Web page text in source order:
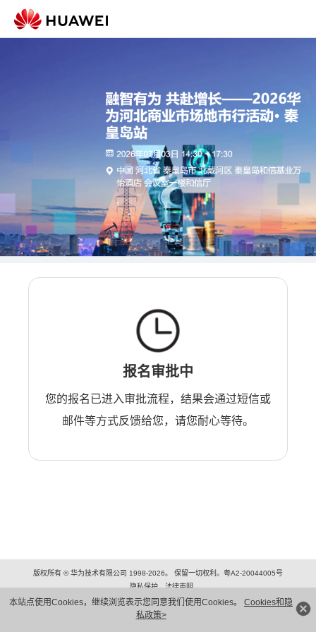
本站点使用Cookies，继续浏览表示您同意我们使用Cookies。 Cookies和隐
私政策>
报名审批中
您的报名已进入审批流程，结果会通过短信或
邮件等方式反馈给您，请您耐心等待。
版权所有 © 华为技术有限公司 1998-2026。 保留一切权利。粤A2-20044005号
隐私保护
法律声明